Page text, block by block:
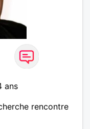
ans
rencontre